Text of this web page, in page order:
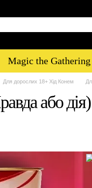
Magic the Gathering
Для дорослих 18+ Хід Конем
або дія)